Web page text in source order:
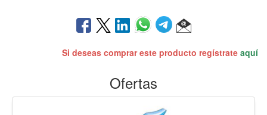
Si deseas comprar este producto regístrate aquí
Ofertas